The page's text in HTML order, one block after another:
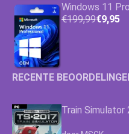
Windows 11
€199,99€9,95
RECENTE
Train Simulator
Waardering